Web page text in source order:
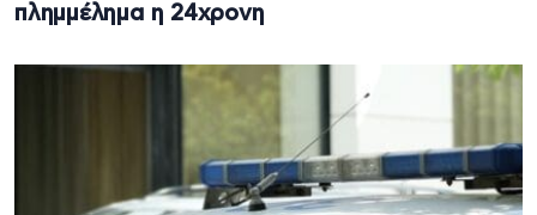
πλημμέλημα η 24χρονη